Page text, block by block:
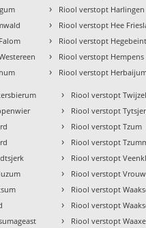
› Riool verstopt Harlingen
› Riool verstopt Hee
› Riool verstopt
› Riool verstopt Hempens
› Riool verstopt
› Riool verstopt
› Riool verstopt
› Riool verstopt Tzum
› Riool verstopt
› Riool verstopt
› Riool verstopt
› Riool verstopt
› Riool verstopt
› Riool verstopt